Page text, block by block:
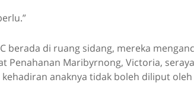
berada di ruang sidang, mereka
Penahanan Maribyrnong, Victoria, seraya
anaknya tidak boleh diliput